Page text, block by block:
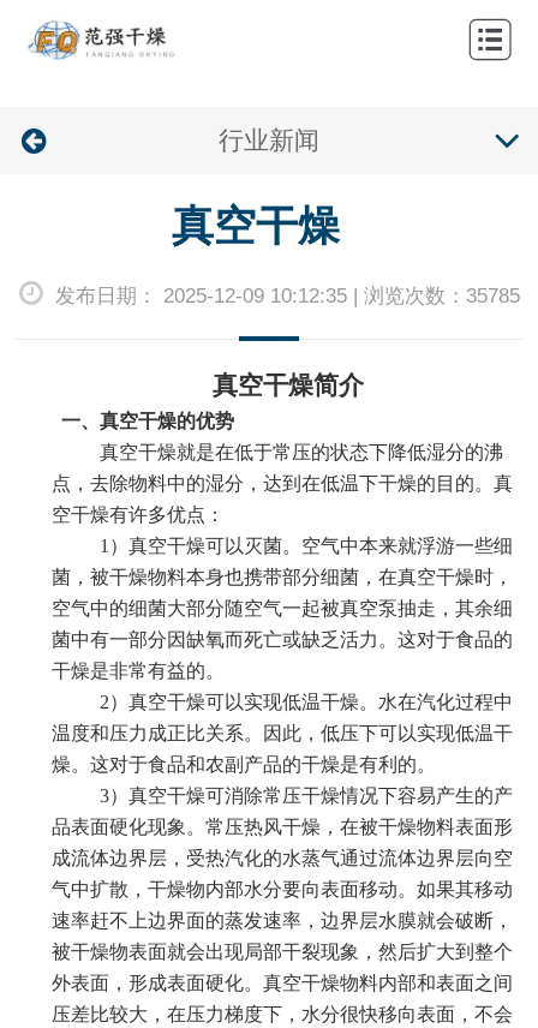
行业新闻
真空干燥
发布日期： 2025-12-09 10:12:35 | 浏览次数：35785
真空干燥简介
一、真空干燥的优势
真空干燥就是在低于常压的状态下降低湿分的沸
点，去除物料中的湿分，达到在低温下干燥的目的。真
空干燥有许多优点：
1）真空干燥可以灭菌。空气中本来就浮游一些细
菌，被干燥物料本身也携带部分细菌，在真空干燥时，
空气中的细菌大部分随空气一起被真空泵抽走，其余细
菌中有一部分因缺氧而死亡或缺乏活力。这对于食品的
干燥是非常有益的。
2）真空干燥可以实现低温干燥。水在汽化过程中
温度和压力成正比关系。因此，低压下可以实现低温干
燥。这对于食品和农副产品的干燥是有利的。
3）真空干燥可消除常压干燥情况下容易产生的产
品表面硬化现象。常压热风干燥，在被干燥物料表面形
成流体边界层，受热汽化的水蒸气通过流体边界层向空
气中扩散，干燥物内部水分要向表面移动。如果其移动
速率赶不上边界面的蒸发速率，边界层水膜就会破断，
被干燥物表面就会出现局部干裂现象，然后扩大到整个
外表面，形成表面硬化。真空干燥物料内部和表面之间
压差比较大，在压力梯度下，水分很快移向表面，不会